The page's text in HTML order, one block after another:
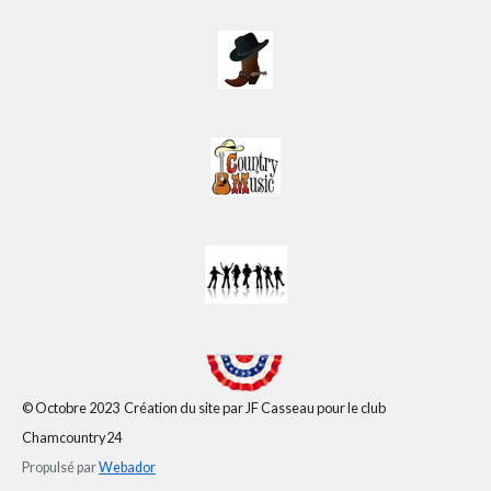
© Octobre 2023 Création du site par JF Casseau pour le club
Chamcountry24
Propulsé parWebador